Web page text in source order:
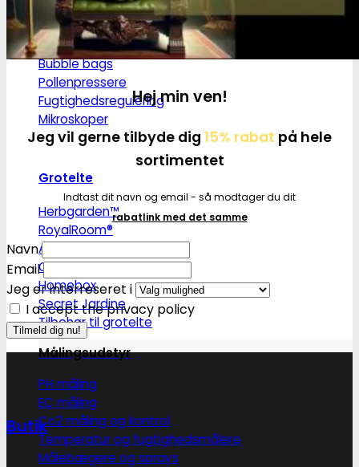
Tørrenet
Plantetrimmere
Sakse og plantetrimmere
Bubble bags
Pollenpressere
Fugtighedsregulering
Mikroskoper
Grotelte
Herbgarden™
RoyalRoom®
AC infinity
Cultibox
Homebox
Secret Jardine
Tilbehør til grotelte
Målingsudstyr
PH måling
EC måling
Co2 måling og kontrol
Temperatur og fugtighedsmålere
Målebægere og sprays
Hej min ven!
Jeg vil gerne tilbyde dig 15% rabat på hele
sortimentet
Indtast dit navn og email - så modtager du dit
rabatlink med det samme
Navn
Email
Jeg er interreseret i
I accept the privacy policy
Butik